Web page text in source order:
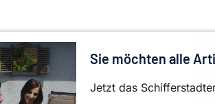
Sie möchten alle
Jetzt das